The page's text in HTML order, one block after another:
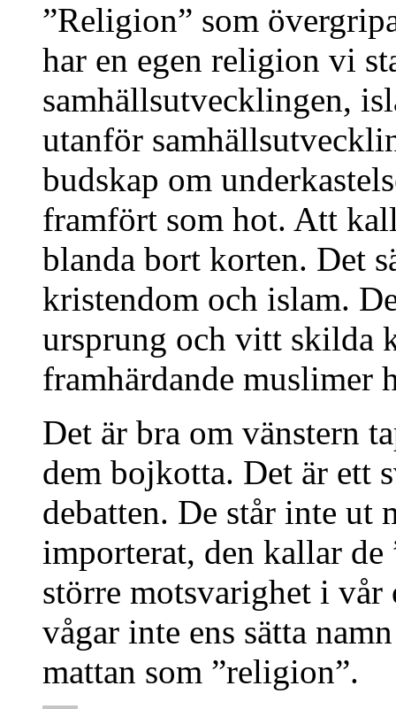
”Religion” som
har en egen religion vi
samhällsutvecklingen,
utanför
budskap om
framfört som hot. Att
blanda bort korten. Det
kristendom och islam.
ursprung och vitt skilda
framhärdande
Det är bra om vänstern
dem bojkotta. Det är ett
debatten. De står inte ut
importerat, den kallar de
större motsvarighet i
vågar inte ens sätta
mattan som ”religion”.